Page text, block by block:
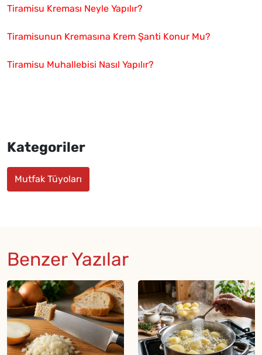
Tiramisu Kreması Neyle Yapılır?
Tiramisunun Kremasına Krem Şanti Konur Mu?
Tiramisu Muhallebisi Nasıl Yapılır?
Kategoriler
Mutfak Tüyoları
Benzer Yazılar